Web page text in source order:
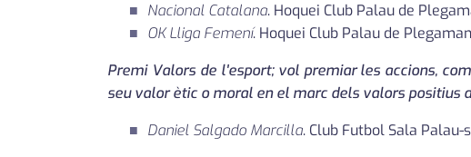
Nacional Catalana. Hoquei Club Palau de
OK Lliga Femení. Hoquei Club Palau de
Premi Valors de l'esport; vol premiar les accions,
seu valor ètic o moral en el marc dels valors positius
Daniel Salgado Marcilla. Club Futbol Sala